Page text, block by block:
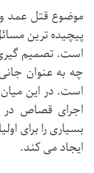
موضوع قتل عمد
پیچیده ترین
است. تصمیم گیری
چه به عنوان
است. در این
اجرای قصاص
بسیاری را برای
ایجاد می کند.